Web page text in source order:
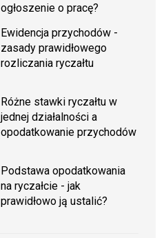
ogłoszenie o pracę?
Ewidencja przychodów -
zasady prawidłowego
rozliczania ryczałtu
Różne stawki ryczałtu w
jednej działalności a
opodatkowanie przychodów
Podstawa opodatkowania
na ryczałcie - jak
prawidłowo ją ustalić?